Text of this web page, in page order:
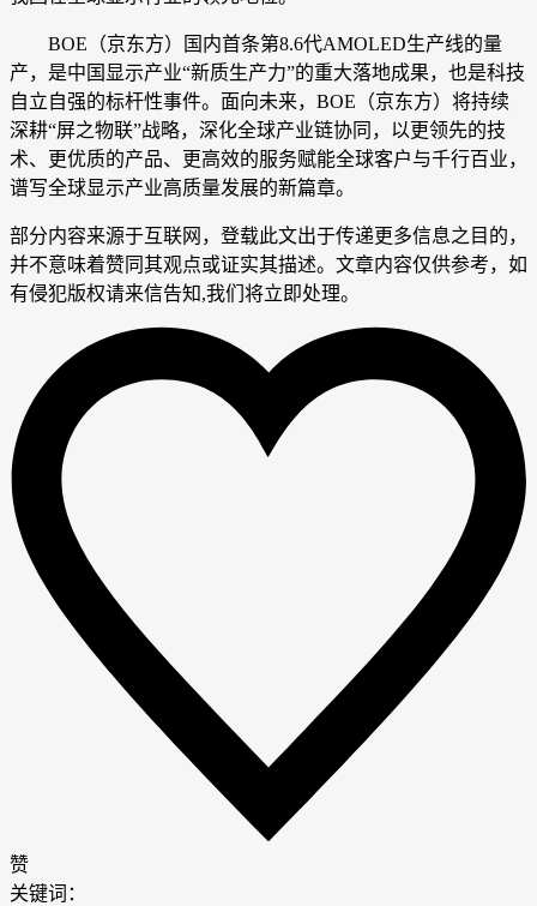
BOE（京东方）国内首条第8.6代AMOLED生产线的量
产，是中国显示产业“新质生产力”的重大落地成果，也是科技
自立自强的标杆性事件。面向未来，BOE（京东方）将持续
深耕“屏之物联”战略，深化全球产业链协同，以更领先的技
术、更优质的产品、更高效的服务赋能全球客户与千行百业，
谱写全球显示产业高质量发展的新篇章。
部分内容来源于互联网，登载此文出于传递更多信息之目的，
并不意味着赞同其观点或证实其描述。文章内容仅供参考，如
有侵犯版权请来信告知,我们将立即处理。
赞
关键词：